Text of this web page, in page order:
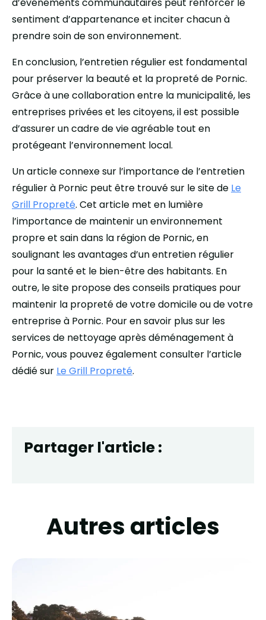
sentiment d’appartenance et inciter chacun à
prendre soin de son environnement.
En conclusion, l’entretien régulier est fondamental
pour préserver la beauté et la propreté de Pornic.
Grâce à une collaboration entre la municipalité, les
entreprises privées et les citoyens, il est possible
d’assurer un cadre de vie agréable tout en
protégeant l’environnement local.
Un article connexe sur l’importance de l’entretien
régulier à Pornic peut être trouvé sur le site de Le
Grill Propreté. Cet article met en lumière
l’importance de maintenir un environnement
propre et sain dans la région de Pornic, en
soulignant les avantages d’un entretien régulier
pour la santé et le bien-être des habitants. En
outre, le site propose des conseils pratiques pour
maintenir la propreté de votre domicile ou de votre
entreprise à Pornic. Pour en savoir plus sur les
services de nettoyage après déménagement à
Pornic, vous pouvez également consulter l’article
dédié sur Le Grill Propreté.
Partager l'article :
Autres articles